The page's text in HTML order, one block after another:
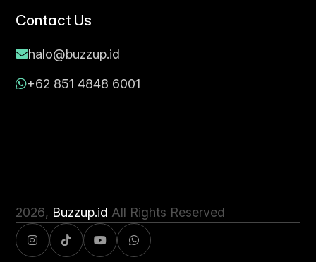
Contact Us
halo@buzzup.id
+62 851 4848 6001
2026, Buzzup.id All Rights Reserved